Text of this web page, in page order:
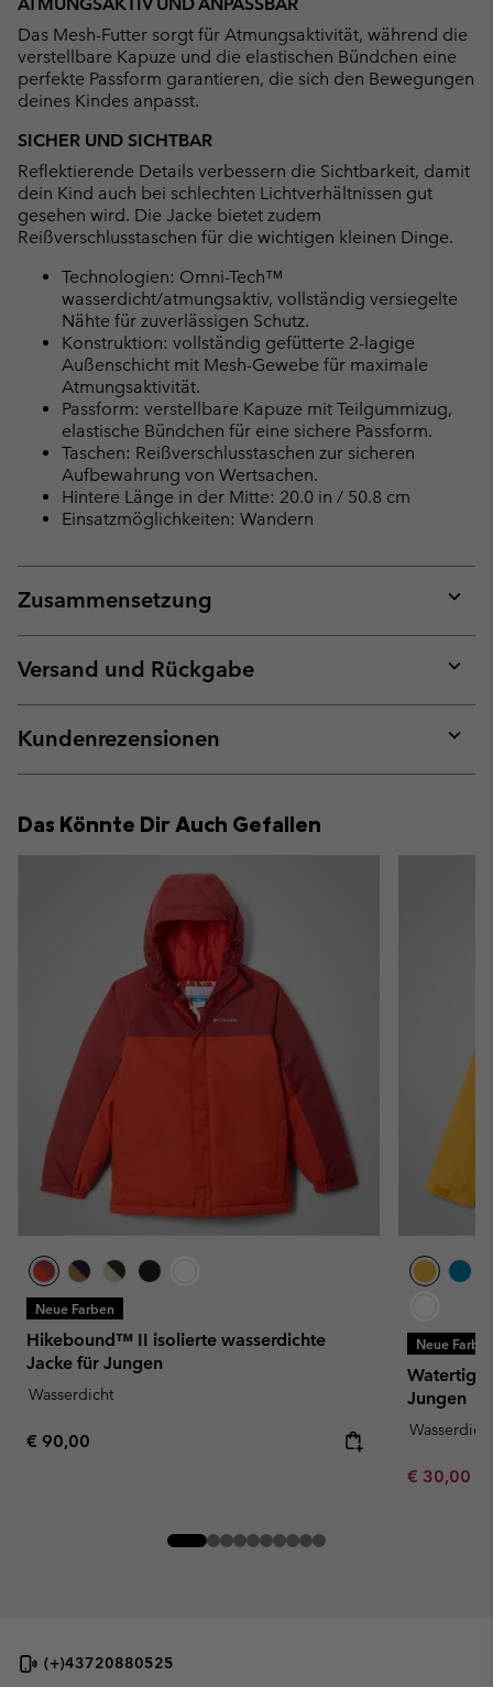
Das Mesh-Futter sorgt für Atmungsaktivität, während die
verstellbare Kapuze und die elastischen Bündchen eine
perfekte Passform garantieren, die sich den Bewegungen
deines Kindes anpasst.
SICHER UND SICHTBAR
Reflektierende Details verbessern die Sichtbarkeit, damit
dein Kind auch bei schlechten Lichtverhältnissen gut
gesehen wird. Die Jacke bietet zudem
Reißverschlusstaschen für die wichtigen kleinen Dinge.
Technologien: Omni-Tech™
wasserdicht/atmungsaktiv, vollständig versiegelte
Nähte für zuverlässigen Schutz.
Konstruktion: vollständig gefütterte 2-lagige
Außenschicht mit Mesh-Gewebe für maximale
Atmungsaktivität.
Passform: verstellbare Kapuze mit Teilgummizug,
elastische Bündchen für eine sichere Passform.
Taschen: Reißverschlusstaschen zur sicheren
Aufbewahrung von Wertsachen.
Hintere Länge in der Mitte: 20.0 in / 50.8 cm
Einsatzmöglichkeiten: Wandern
Zusammensetzung
or
Versand und Rückgabe
or
Kundenrezensionen
or
Das Könnte Dir Auch Gefallen
Neue Farben
Hikebound™ II isolierte wasserdichte
Jacke für Jungen
Wasserdicht
Regular price:
€ 90,00
Neue
Jungen
Wasserdicht
Minimum
€ 30,00
(+)43720880525